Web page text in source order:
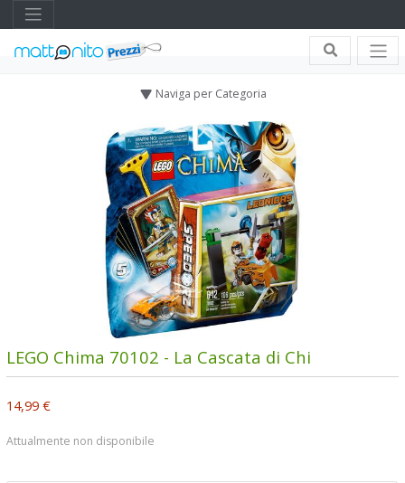
Naviga per Categoria
LEGO Chima 70102 - La Cascata di Chi
14,99 €
Attualmente non disponibile